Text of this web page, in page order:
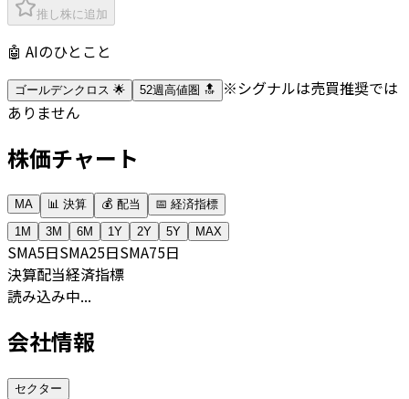
推し株に追加
🤖 AIのひとこと
ゴールデンクロス 🌟 52週高値圏 🔝
※シグナルは売買推奨では
ありません
株価チャート
MA 📊 決算 💰 配当
📅 経済指標
1M
3M 6M 1Y 2Y 5Y MAX
SMA5日SMA25日SMA75日
決算配当経済指標
読み込み中...
会社情報
セクター